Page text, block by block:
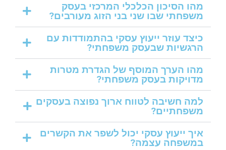
מהו הסיכון הכלכלי המרכזי בעסק
משפחתי שבו שני בני הזוג מעורבים?
כיצד עוזר ייעוץ עסקי בהתמודדות עם
הרגשיות שבעסק משפחתי?
מהו הערך המוסף של הגדרת מטרות
מדויקות בעסק משפחתי?
למה חשיבה לטווח ארוך נפוצה בעסקים
משפחתיים?
איך ייעוץ עסקי יכול לשפר את הקשרים
במשפחה עצמה?